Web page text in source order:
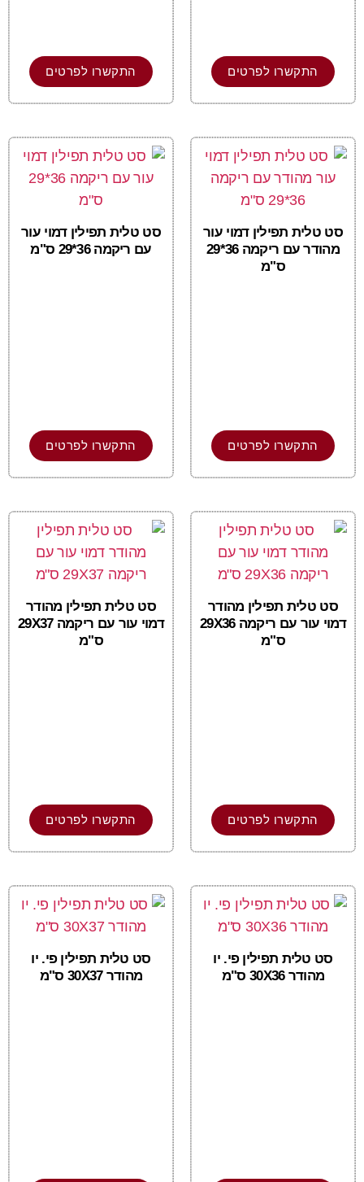
התקשרו לפרטים התקשרו לפרטים
סט טלית תפילין דמוי עור
מהודר עם ריקמה 36*29
ס"מ
התקשרו לפרטים
סט טלית תפילין דמוי עור
עם ריקמה 36*29 ס"מ
התקשרו לפרטים
סט טלית תפילין מהודר
דמוי עור עם ריקמה 29X36
ס"מ
התקשרו לפרטים
סט טלית תפילין מהודר
דמוי עור עם ריקמה 29X37
ס"מ
התקשרו לפרטים
סט טלית תפילין פי. יו
מהודר 30X36 ס"מ
סט טלית תפילין פי. יו
מהודר 30X37 ס"מ